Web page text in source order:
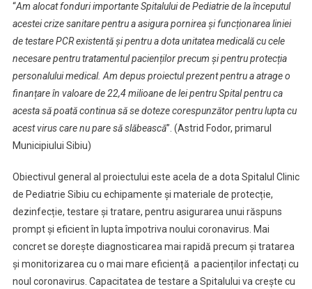
“Am alocat fonduri importante Spitalului de Pediatrie de la începutul
acestei crize sanitare pentru a asigura pornirea și funcționarea liniei
de testare PCR existentă și pentru a dota unitatea medicală cu cele
necesare pentru tratamentul pacienților precum și pentru protecția
personalului medical. Am depus proiectul prezent pentru a atrage o
finanțare în valoare de 22,4 milioane de lei pentru Spital pentru ca
acesta să poată continua să se doteze corespunzător pentru lupta cu
acest virus care nu pare să slăbească”. (Astrid Fodor, primarul
Municipiului Sibiu)
Obiectivul general al proiectului este acela de a dota Spitalul Clinic
de Pediatrie Sibiu cu echipamente şi materiale de protecție,
dezinfecție, testare și tratare, pentru asigurarea unui răspuns
prompt şi eficient în lupta împotriva noului coronavirus. Mai
concret se dorește diagnosticarea mai rapidă precum și tratarea
și monitorizarea cu o mai mare eficiență a pacienților infectați cu
noul coronavirus. Capacitatea de testare a Spitalului va crește cu